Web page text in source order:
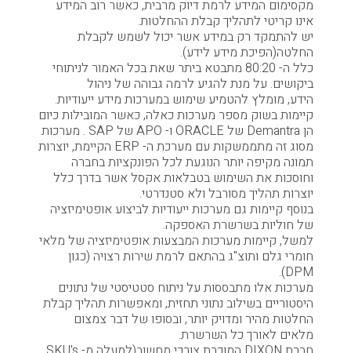
מקסימום המידע לרמת דיוק מרבית, כאשר רוב המידע
אינו קריטי לתהליך קבלת ההחלטות.
יש להתמקד רק במידע אשר יכול לשמש לקבלת
החלטה(הפיכת מידע לידע).
כלל ה- 80:20 מתבטא ביתר שאת בכל האמור לניתוחי
ביקושים. על מנת להגיע לרמה גבוהה של ניהול
הידע, מומלץ להטמיע שימוש במערכות מידע ייעודיות.
קיימות בשוק מספר מערכות כאלה, כאשר המובילות כיום
הן Demantra של ORACLE ו- APO של SAP . מערכות
מסוג זה מתממשקות עם מערכת ה- ERP הקיימת, יוצרות
תמונה מקיפה יותר הנוגעת לכל הפונקציות בחברה
וחוסכות את השימוש בטבלאות אקסל אשר בדרך כלל
יוצרות תהליך מסורבל ולא סטנדרטי.
בנוסף קיימות גם מערכות ייעודיות לביצוע אופטימיזציה
של חוליות בשרשרת האספקה.
למשל, קיימות מערכות המבצעות אופטימיזציה של מלאי
חומרי גלם ותוצ"ג בהתאם לרמת שירות רצויה (כגון
DPM).
מערכות אלו מתבססות על ניתוח סטטיסטי של נתונים
היסטוריים בשילוב נתוני תחזית, ומאפשרות תהליך קבלת
החלטות מהיר ומדויק יותר, ובסופו של דבר צמצום
מלאים לאורך כל השרשרת.